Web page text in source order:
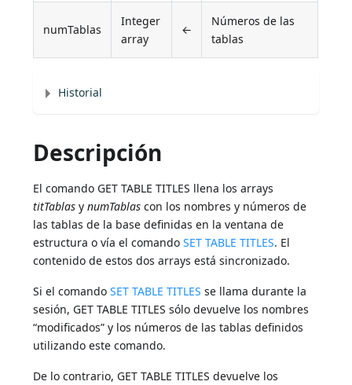
numTablas
Integer
array
←
Números de las
tablas
Historial
Descripción
El comando GET TABLE TITLES llena los arrays
titTablas ynumTablas con los nombres y números de
las tablas de la base definidas en la ventana de
estructura o vía el comandoSET TABLE TITLES. El
contenido de estos dos arrays está sincronizado.
Si el comandoSET TABLE TITLES se llama durante la
sesión, GET TABLE TITLES sólo devuelve los nombres
“modificados” y los números de las tablas definidos
utilizando este comando.
De lo contrario, GET TABLE TITLES devuelve los